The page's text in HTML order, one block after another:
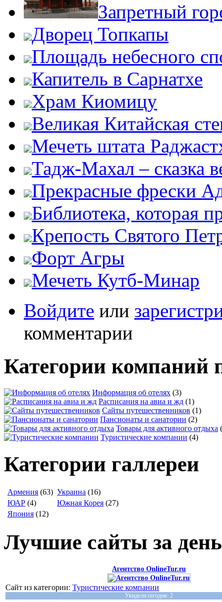
Запретный
Дворец Топкапы
Площадь небесного
Капитель в Сарнатхе
Храм Киомицу
Великая Китайская
Мечеть штата
Тадж-Махал – сказка
Прекрасные фрески
Библиотека, которая
Крепость Святого
Форт Агры
Мечеть Кутб-Минар
Войдите или
комментарии
Категории компаний
Информация об отелях (3)
Расписания на авиа и жд (1)
Сайты путешественников (1)
Пансионаты и санатории (2)
Товары для активного отдыха
Туристические компании (4)
Категории галлереи
Армения (63) Украина (16)
ЮАР (4) Южная Корея (27)
Япония (12)
Лучшие сайты за день
Агентство OnlineTur.ru
Сайт из категории: Туристические компании
Увидели сегодня: 2